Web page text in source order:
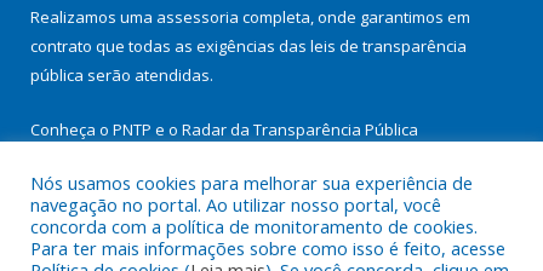
Realizamos uma assessoria completa, onde garantimos em
contrato que todas as exigências das leis de transparência
pública serão atendidas.
Conheça o PNTP e o Radar da Transparência Pública
Todos os direitos reservados a Prefeitura Municipal de
Nós usamos cookies para melhorar sua experiência de
navegação no portal. Ao utilizar nosso portal, você
concorda com a política de monitoramento de cookies.
Para ter mais informações sobre como isso é feito, acesse